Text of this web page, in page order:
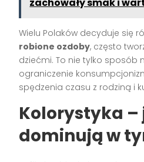
Wielu Polaków decyduje się
robione ozdoby, często
dziećmi. To nie tylko sposób
ograniczenie
spędzenia czasu z rodziną i
Kolorystyka
dominują w